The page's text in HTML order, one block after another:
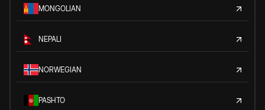
MONGOLIAN
NEPALI
NORWEGIAN
PASHTO